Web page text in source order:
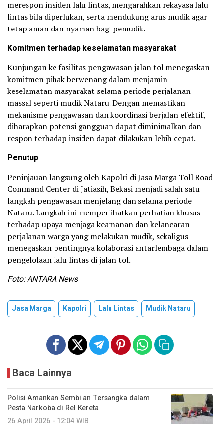
merespon insiden lalu lintas, mengarahkan rekayasa lalu
lintas bila diperlukan, serta mendukung arus mudik agar
tetap aman dan nyaman bagi pemudik.
Komitmen terhadap keselamatan masyarakat
Kunjungan ke fasilitas pengawasan jalan tol menegaskan
komitmen pihak berwenang dalam menjamin
keselamatan masyarakat selama periode perjalanan
massal seperti mudik Nataru. Dengan memastikan
mekanisme pengawasan dan koordinasi berjalan efektif,
diharapkan potensi gangguan dapat diminimalkan dan
respon terhadap insiden dapat dilakukan lebih cepat.
Penutup
Peninjauan langsung oleh Kapolri di Jasa Marga Toll Road
Command Center di Jatiasih, Bekasi menjadi salah satu
langkah pengawasan menjelang dan selama periode
Nataru. Langkah ini memperlihatkan perhatian khusus
terhadap upaya menjaga keamanan dan kelancaran
perjalanan warga yang melakukan mudik, sekaligus
menegaskan pentingnya kolaborasi antarlembaga dalam
pengelolaan lalu lintas di jalan tol.
Foto: ANTARA News
Jasa Marga Kapolri Lalu Lintas Mudik Nataru
Baca Lainnya
Polisi Amankan Sembilan Tersangka dalam
Pesta Narkoba di Rel Kereta
26 April 2026 - 12:04 WIB